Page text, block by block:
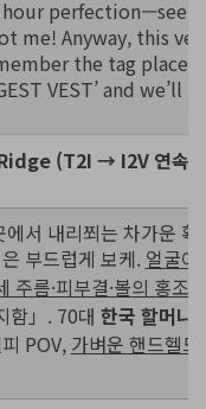
perfection—see
me! Anyway, this
the tag
VEST’ and we’ll
(T2I → I2V 연속)
서 내리쬐는 차가운 확
부드럽게 보케. 얼굴이
주름·피부결·볼의 홍조
함」. 70대 한국 할머니
POV, 가벼운 핸드헬드